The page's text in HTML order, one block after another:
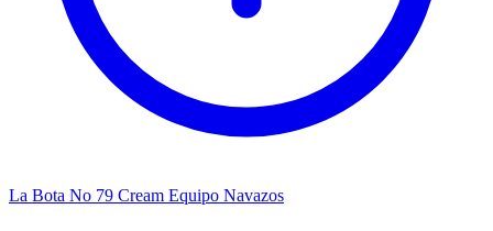
La Bota No 79 Cream Equipo Navazos